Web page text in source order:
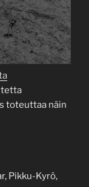
toteuttaa näin
Pikku-Kyrö,